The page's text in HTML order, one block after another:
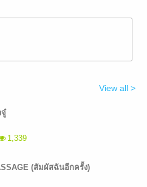
View all >
จู๋
1,339
​(สัมผัสฉันอีกครั้ง)